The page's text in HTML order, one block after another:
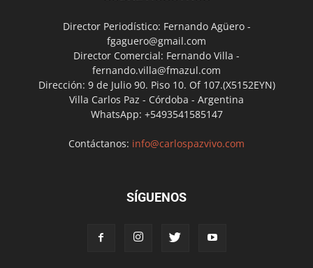
Director Periodístico: Fernando Agüero -
fgaguero@gmail.com
Director Comercial: Fernando Villa -
fernando.villa@fmazul.com
Dirección: 9 de Julio 90. Piso 10. Of 107.(X5152EYN)
Villa Carlos Paz - Córdoba - Argentina
WhatsApp: +5493541585147
Contáctanos: info@carlospazvivo.com
SÍGUENOS